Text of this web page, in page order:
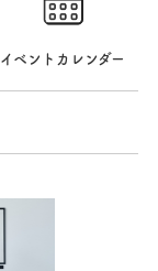
イベントカレンダー